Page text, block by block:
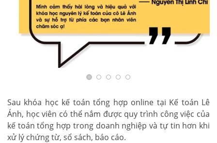
Sau khóa học kế toán tổng hợp online tại Kế toán Lê
Ánh, học viên có thể nắm được quy trình công việc của
kế toán tổng hợp trong doanh nghiệp và tự tin hơn khi
xử lý chứng từ, sổ sách, báo cáo.